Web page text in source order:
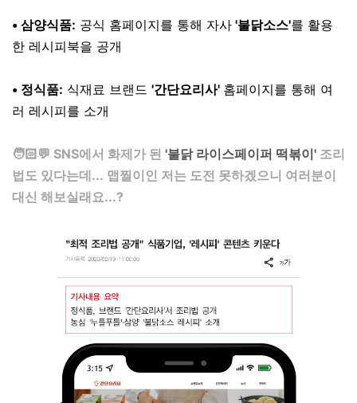
• 삼양식품: 공식 홈페이지를 통해 자사 '불닭소스'를 활용
한 레시피북을 공개
• 정식품: 식재료 브랜드 '간단요리사' 홈페이지를 통해 여
러 레시피를 소개
🧑🏻💬 SNS에서 화제가 된 '불닭 라이스페이퍼 떡볶이' 조리
법도 있다는데... 맵찔이인 저는 도전 못하겠으니 여러분이
대신 해보실래요...?